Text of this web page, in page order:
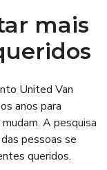
mais
United Van
anos para
A pesquisa
pessoas se
queridos.